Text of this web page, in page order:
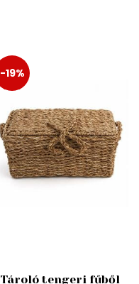
-19%
Tároló tengeri fűből